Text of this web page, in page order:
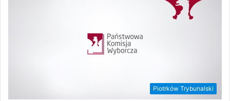
Piotrków Trybunalski